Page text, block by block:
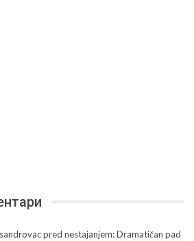
pred nestajanjem: Dramatičan pad